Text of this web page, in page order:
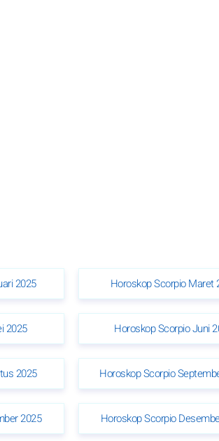
2025 Horoskop Scorpio Maret
2025 Horoskop Scorpio Juni
2025 Horoskop Scorpio
2025 Horoskop Scorpio